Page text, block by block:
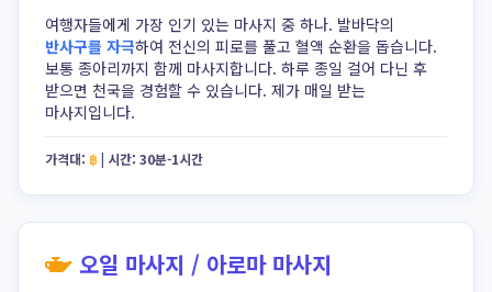
여행자들에게 가장 인기 있는 마사지 중 하나. 발바닥의
반사구를 자극하여 전신의 피로를 풀고 혈액 순환을 돕습니다.
보통 종아리까지 함께 마사지합니다. 하루 종일 걸어 다닌 후
받으면 천국을 경험할 수 있습니다. 제가 매일 받는
마사지입니다.
가격대: ฿| 시간: 30분-1시간
오일 마사지 / 아로마 마사지